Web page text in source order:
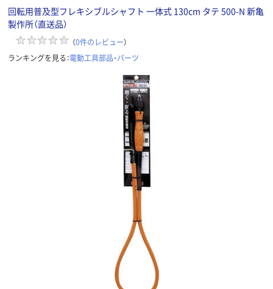
回転用普及型フレキシブルシャフト 一体式 130cm タテ 500-N 新亀
製作所（直送品）
（0件のレビュー）
ランキングを見る：電動工具部品・パーツ